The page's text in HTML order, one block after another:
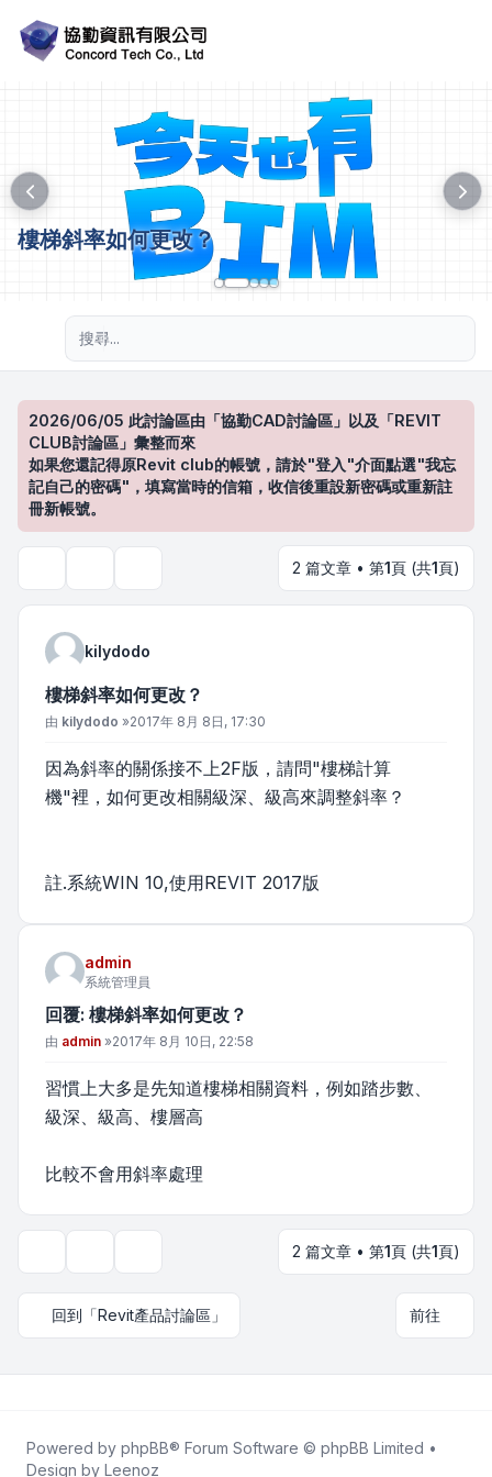
樓梯斜率如何更改？
2026/06/05 此討論區由「協勤CAD討論區」以及「REVIT
CLUB討論區」彙整而來
如果您還記得原Revit club的帳號，請於"登入"介面點選"我忘
記自己的密碼"，填寫當時的信箱，收信後重設新密碼或重新註
冊新帳號。
2 篇文章 • 第1頁 (共1頁)
kilydodo
樓梯斜率如何更改？
文章
由 kilydodo »2017年 8月 8日, 17:30
因為斜率的關係接不上2F版，請問"樓梯計算
機"裡，如何更改相關級深、級高來調整斜率？
註.系統WIN 10,使用REVIT 2017版
admin
系統管理員
回覆: 樓梯斜率如何更改？
文章
由 admin »2017年 8月 10日, 22:58
習慣上大多是先知道樓梯相關資料，例如踏步數、
級深、級高、樓層高
比較不會用斜率處理
2 篇文章 • 第1頁 (共1頁)
回到「Revit產品討論區」 前往
Powered by phpBB® Forum Software © phpBB Limited •
Design by Leenoz